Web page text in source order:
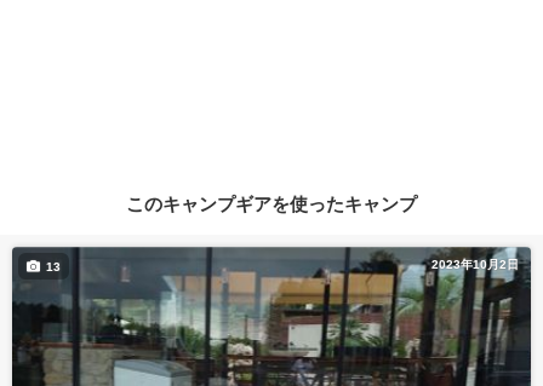
このキャンプギアを使ったキャンプ
2023年10月2日
13